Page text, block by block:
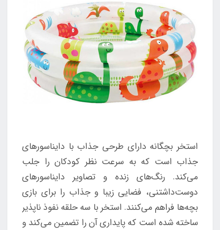
استخر بچگانه دارای طرحی جذاب با دایناسورهای
جذاب است که به سرعت نظر کودکان را جلب
می‌کند. رنگ‌های زنده و تصاویر دایناسورهای
دوست‌داشتنی، فضایی زیبا و جذاب را برای بازی
بچه‌ها فراهم می‌کنند. استخر با سه حلقه نفوذ ناپذیر
ساخته شده است که پایداری آن را تضمین می‌کند و